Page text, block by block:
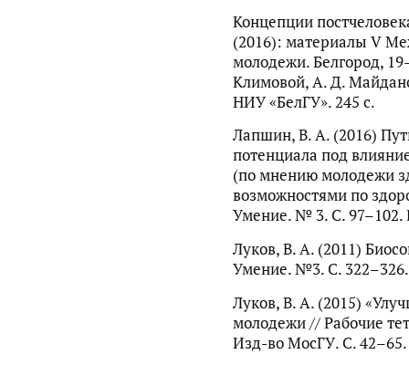
Концепции
(2016): материалы V
молодежи. Белгород,
Климовой, А. Д.
НИУ «БелГУ». 245 с.
Лапшин, В. А. (2016)
потенциала под
(по мнению молодежи
возможностями по
Умение. № 3. С. 97–102.
Луков, В. А. (2011)
Умение. №3. С. 322–326.
Луков, В. А. (2015)
молодежи // Рабочие
Изд-во МосГУ. С. 42–65.